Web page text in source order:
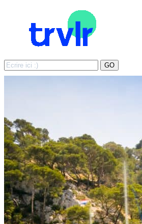
Search
for:
GO